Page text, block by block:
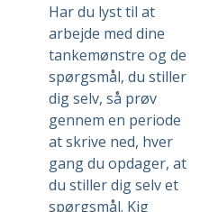
Har du lyst til at
arbejde med dine
tankemønstre og de
spørgsmål, du stiller
dig selv, så prøv
gennem en periode
at skrive ned, hver
gang du opdager, at
du stiller dig selv et
spørgsmål. Kig